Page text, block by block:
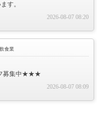
す。
2026-08-07 08:20
食業
フ募集中★★★
2026-08-07 08:09